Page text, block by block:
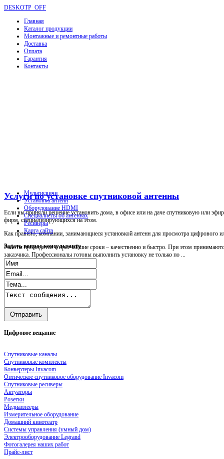
DESKOTP_OFF
Главная
Каталог продукции
Монтажные и ремонтные работы
Доставка
Оплата
Гарантия
Контакты
Услуги по установке спутниковой антенны
Если вы приняли решение установить дома, в офисе или на даче спутниковую или
фирм, специализирующихся на этом.
Как правило, компании, занимающиеся установкой антенн для просмотра цифрового
Работы проводятся в кратчайшие сроки – качественно и быстро. При этом
заказчика. Профессионалы готовы выполнить установку не только по ...
Мультисвичи
Установка антенн
Оборудование HDMI
Специалисты об антеннах
Ресиверы
Карта сайта
Задатьвопрос консультанту
Цифровое вещание
Спутниковые каналы
Спутниковые комплекты
Конвертеры Invacom
Оптическое спутниковое оборудование Invacom
Спутниковые ресиверы
Актуаторы
Розетки
Медиаплееры
Измерительное оборудование
Домашний кинотеатр
Системы управления (умный дом)
Электрооборудование Legrand
Фотогалерея наших работ
Прайс-лист